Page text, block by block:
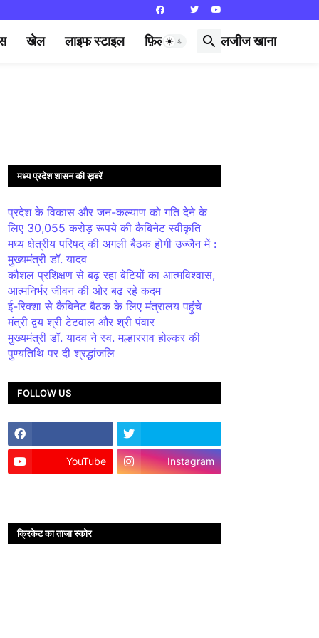
खेल लाइफ स्टाइल फ़िल्मी दुनिया लजीज खाना
मध्य प्रदेश शासन की ख़बरें
प्रदेश के विकास और जन-कल्याण को गति देने के
लिए 30,055 करोड़ रूपये की कैबिनेट स्वीकृति
मध्य क्षेत्रीय परिषद् की अगली बैठक होगी उज्जैन में :
मुख्यमंत्री डॉ. यादव
कौशल प्रशिक्षण से बढ़ रहा बेटियों का आत्मविश्वास,
आत्मनिर्भर जीवन की ओर बढ़ रहे कदम
ई-रिक्शा से कैबिनेट बैठक के लिए मंत्रालय पहुंचे
मंत्री द्वय श्री टेटवाल और श्री पंवार
मुख्यमंत्री डॉ. यादव ने स्व. मल्हारराव होल्कर की
पुण्यतिथि पर दी श्रद्धांजलि
FOLLOW US
YouTube Instagram
क्रिकेट का ताजा स्कोर